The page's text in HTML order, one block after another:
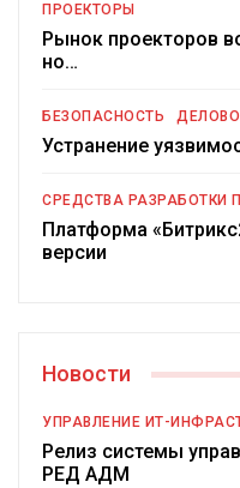
ПРОЕКТОРЫ
Рынок проекторов
но…
БЕЗОПАСНОСТЬ
Устранение
СРЕДСТВА РАЗРАБОТКИ
Платформа
версии
Новости
УПРАВЛЕНИЕ ИТ-
Релиз системы
РЕД АДМ